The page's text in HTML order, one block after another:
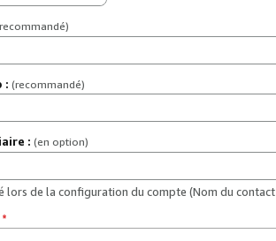
: (recommandé)
: (en option)
lors de la configuration du compte (Nom du
*